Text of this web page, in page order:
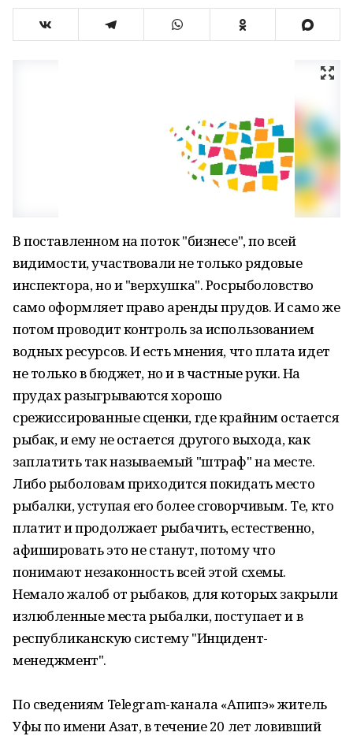
В поставленном на поток "бизнесе", по всей
видимости, участвовали не только рядовые
инспектора, но и "верхушка". Росрыболовство
само оформляет право аренды прудов. И само же
потом проводит контроль за использованием
водных ресурсов. И есть мнения, что плата идет
не только в бюджет, но и в частные руки. На
прудах разыгрываются хорошо
срежиссированные сценки, где крайним остается
рыбак, и ему не остается другого выхода, как
заплатить так называемый "штраф" на месте.
Либо рыболовам приходится покидать место
рыбалки, уступая его более сговорчивым. Те, кто
платит и продолжает рыбачить, естественно,
афишировать это не станут, потому что
понимают незаконность всей этой схемы.
Немало жалоб от рыбаков, для которых закрыли
излюбленные места рыбалки, поступает и в
республиканскую систему "Инцидент-
менеджмент".
По сведениям Telegram-канала «Апипэ» житель
Уфы по имени Азат, в течение 20 лет ловивший